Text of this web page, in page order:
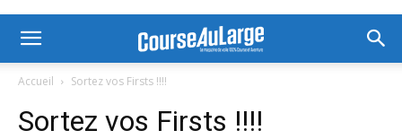
Accueil Sortez vos Firsts !!!!
Sortez vos Firsts !!!!